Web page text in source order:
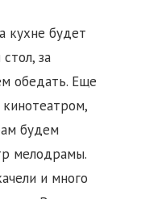
кухне будет
за
обедать. Еще
будем
мелодрамы.
и много